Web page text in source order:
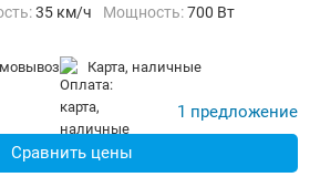
35 км/ч Мощность:700 Вт
механический
ручной
карта, наличные
1 предложение
Сравнить цены